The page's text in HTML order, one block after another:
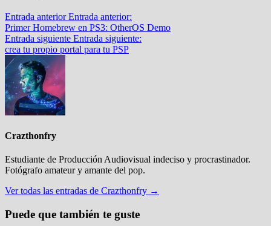
Entrada anterior Entrada anterior:
Primer Homebrew en PS3: OtherOS Demo
Entrada siguiente Entrada siguiente:
crea tu propio portal para tu PSP
Crazthonfry
Estudiante de Producción Audiovisual indeciso y procrastinador.
Fotógrafo amateur y amante del pop.
Ver todas las entradas de Crazthonfry →
Puede que también te guste